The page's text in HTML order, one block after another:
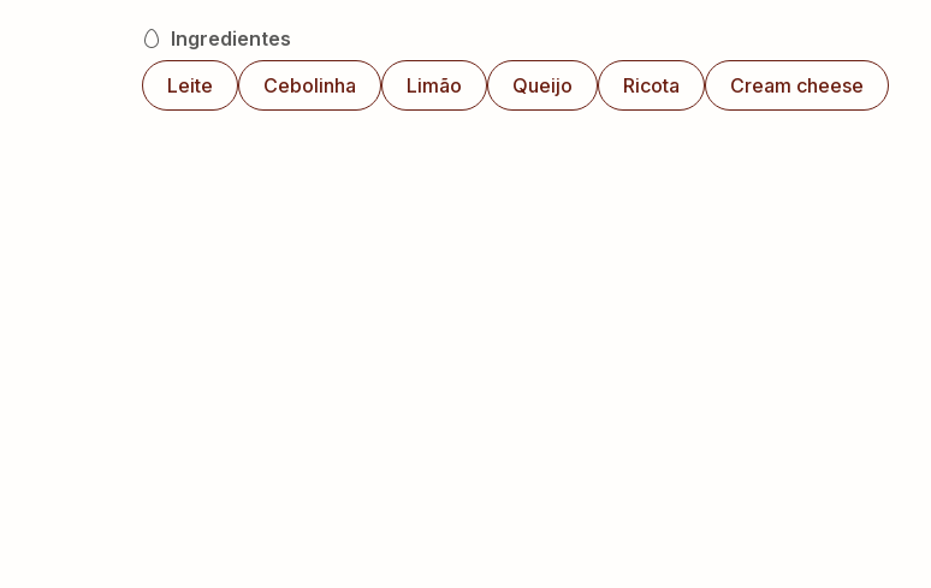
Ingredientes
Leite
Cebolinha Limão Queijo Ricota Cream cheese